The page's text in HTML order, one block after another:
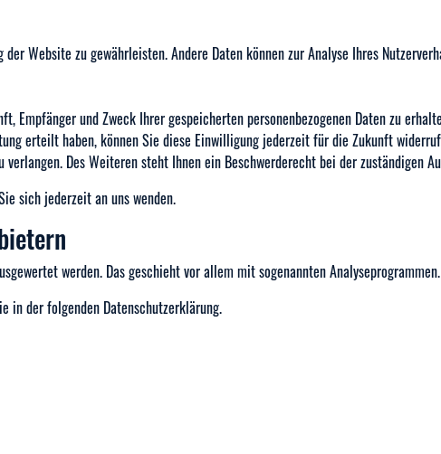
Website zu gewährleisten. Andere Daten können zur Analyse Ihres
Empfänger und Zweck Ihrer gespeicherten personenbezogenen Daten zu
erteilt haben, können Sie diese Einwilligung jederzeit für die Zukunft
Des Weiteren steht Ihnen ein Beschwerderecht bei der zuständigen
sich jederzeit an uns wenden.
werden. Das geschieht vor allem mit sogenannten Analyseprogrammen.
in der folgenden Datenschutzerklärung.